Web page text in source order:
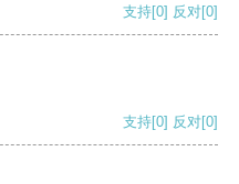
支持[0] 反对[0]
支持[0] 反对[0]